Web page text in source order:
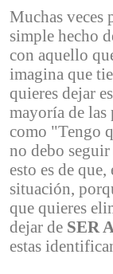
Muchas veces
simple hecho
con aquello
imagina que
quieres dejar
mayoría de las
como "Tengo
no debo
esto es de
situación,
que quieres
dejar de SER
estas